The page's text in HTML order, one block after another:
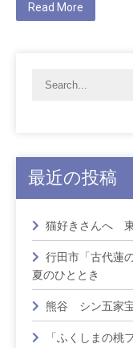
Read More
最近の投稿
猫好きさんへ 東
行田市「古代蓮
夏のひととき
熊谷 シン五家
「ふくしまの